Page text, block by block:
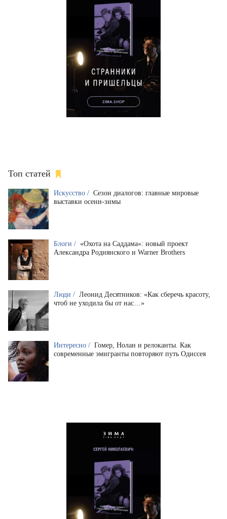
Топ статей
Искусство / Сезон диалогов: главные мировые
выставки осени-зимы
Блоги / «Охота на Саддама»: новый проект
Александра Роднянского и Warner Brothers
Люди / Леонид Десятников: «Как сберечь красоту,
чтоб не уходила бы от нас…»
Интересно / Гомер, Нолан и релоканты. Как
современные эмигранты повторяют путь Одиссея